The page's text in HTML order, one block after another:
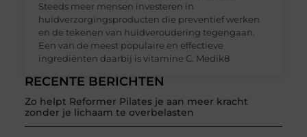
RECENTE BERICHTEN
Zo helpt Reformer Pilates je aan meer kracht
zonder je lichaam te overbelasten
Steeds meer mensen investeren in
huidverzorgingsproducten die preventief werken
en de tekenen van huidveroudering tegengaan.
Een van de meest populaire en effectieve
ingrediënten daarbij is vitamine C. Medik8